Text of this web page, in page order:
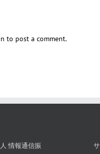
to post a comment.
情報通信振